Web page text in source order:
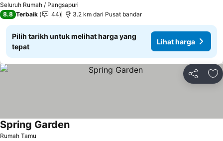
Seluruh Rumah / Pangsapuri
8.8 Terbaik 44 3.2 km dari Pusat bandar
Pilih tarikh untuk melihat harga yang
tepat
Lihat harga
Kongsi
Rumah Tamu
Spring Garden